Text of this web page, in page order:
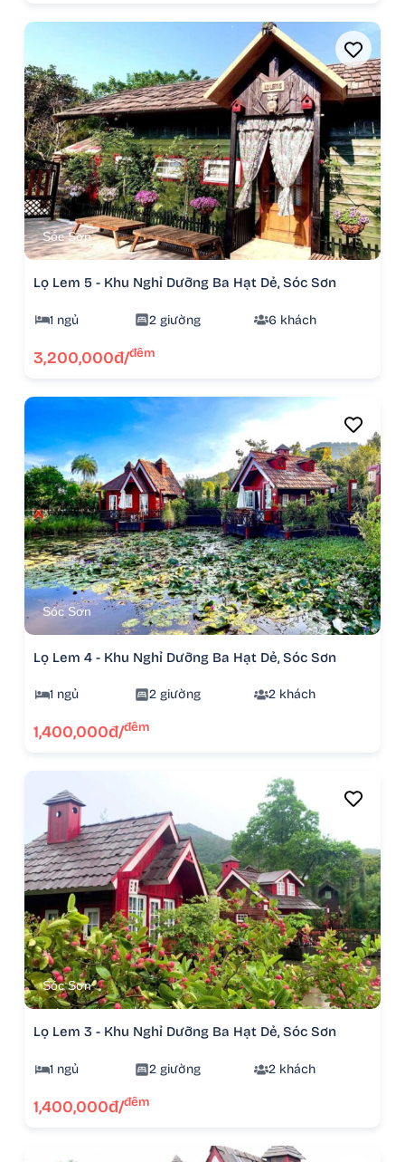
Sóc Sơn
Lọ Lem 5 - Khu Nghỉ Dưỡng Ba Hạt Dẻ, Sóc Sơn
1 ngủ 2 giường 6 khách
3,200,000đ/đêm
Sóc Sơn
Lọ Lem 4 - Khu Nghỉ Dưỡng Ba Hạt Dẻ, Sóc Sơn
1 ngủ 2 giường 2 khách
1,400,000đ/đêm
Sóc Sơn
Lọ Lem 3 - Khu Nghỉ Dưỡng Ba Hạt Dẻ, Sóc Sơn
1 ngủ 2 giường 2 khách
1,400,000đ/đêm